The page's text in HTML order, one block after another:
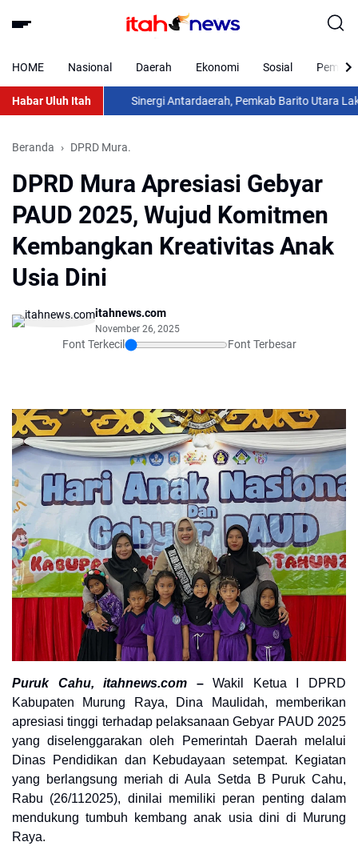
HOME Nasional Daerah Ekonomi Sosial
Habar Uluh Itah Sinergi Antardaerah, Pemkab Barito Utara
Beranda DPRD Mura.
DPRD Mura Apresiasi Gebyar
PAUD 2025, Wujud Komitmen
Kembangkan Kreativitas Anak
Usia Dini
itahnews.com
November 26, 2025
Font Terkecil Font Terbesar
Puruk Cahu, itahnews.com –Wakil Ketua I DPRD
Kabupaten Murung Raya, Dina Maulidah, memberikan
apresiasi tinggi terhadap pelaksanaan Gebyar PAUD 2025
yang diselenggarakan oleh Pemerintah Daerah melalui
Dinas Pendidikan dan Kebudayaan setempat. Kegiatan
yang berlangsung meriah di Aula Setda B Puruk Cahu,
Rabu (26/112025), dinilai memiliki peran penting dalam
mendukung tumbuh kembang anak usia dini di Murung
Raya.